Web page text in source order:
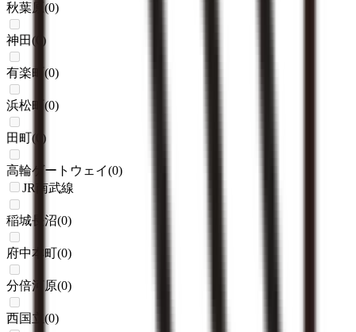
秋葉原 (0)
神田( )
有楽町 (0)
浜松町 (0)
田町( )
高輪ゲートウェイ(0)
JR南武線
稲城長沼(0)
府中本町(0)
分倍河原(0)
西国立 (0)